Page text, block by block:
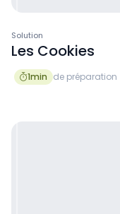
Solution
Les Cookies
1min de préparation